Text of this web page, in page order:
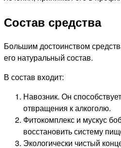
Состав средства
Большим достоинством
его натуральный состав.
В состав входит:
Навозник. Он
отвращения к алкоголю.
Фитокомплекс и мускус
восстановить систему
Экологически чистый